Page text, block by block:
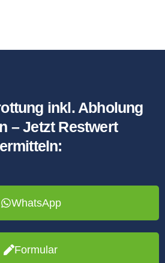
inkl. Abholung
– Jetzt Restwert
ermitteln:
WhatsApp
Formular